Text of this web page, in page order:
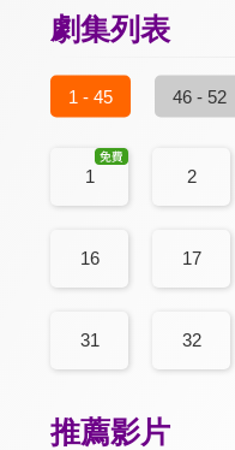
劇集列表
1 - 45 46 - 52
1 2
16 17
31 32
推薦影片